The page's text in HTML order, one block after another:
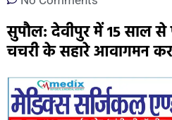
सुपौल: देवीपुर में 15 साल से
चचरी के सहारे आवागमन